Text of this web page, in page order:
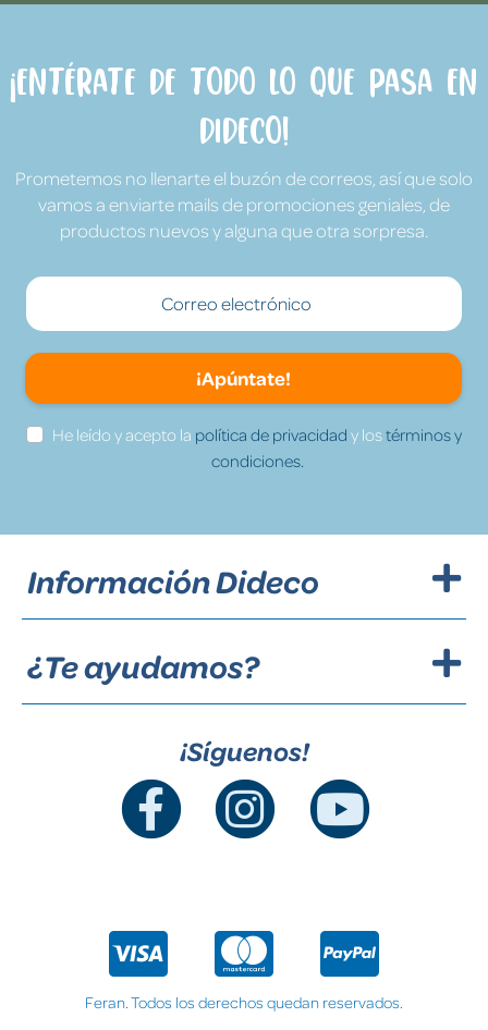
¡Entérate de todo lo que pasa en
Dideco!
Prometemos no llenarte el buzón de correos, así que solo
vamos a enviarte mails de promociones geniales, de
productos nuevos y alguna que otra sorpresa.
¡Apúntate!
He leído y acepto la política de privacidad y lostérminos y
condiciones.
Información Dideco
¿Te ayudamos?
¡Síguenos!
Feran. Todos los derechos quedan reservados.